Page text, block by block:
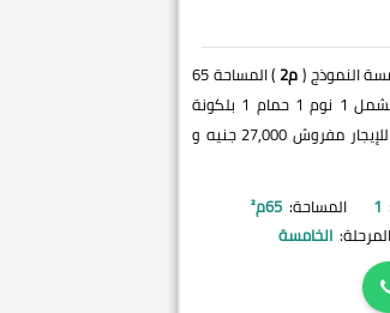
النموذج (م2
) المساحة 65
بحري تطل على حديقة تشمل 1 نوم 1 حمام 1 بلكونة
بالطابق الأرضي تشطيب خاص للإيجار مفروش 27,000 جنيه و
1 المساحة: 65م²
المرحلة: الخامسة